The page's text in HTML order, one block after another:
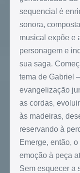
sequencial é
sonora,
musical expõe e
personagem e
sua saga.
tema de Gabriel
evangelização
as cordas,
às madeiras,
reservando à
Emerge, então,
emoção à peça
Sem esquecer a